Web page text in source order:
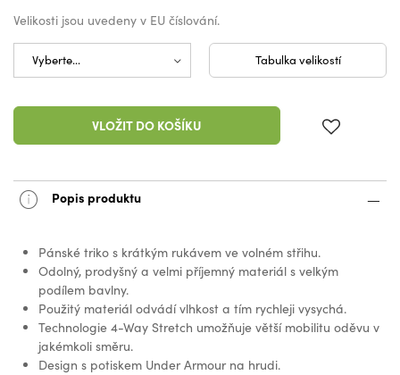
Velikosti jsou uvedeny v EU číslování.
Tabulka velikostí
VLOŽIT DO KOŠÍKU
Popis produktu
Pánské triko s krátkým rukávem ve volném střihu.
Odolný, prodyšný a velmi příjemný materiál s velkým
podílem bavlny.
Použitý materiál odvádí vlhkost a tím rychleji vysychá.
Technologie 4-Way Stretch umožňuje větší mobilitu oděvu v
jakémkoli směru.
Design s potiskem Under Armour na hrudi.